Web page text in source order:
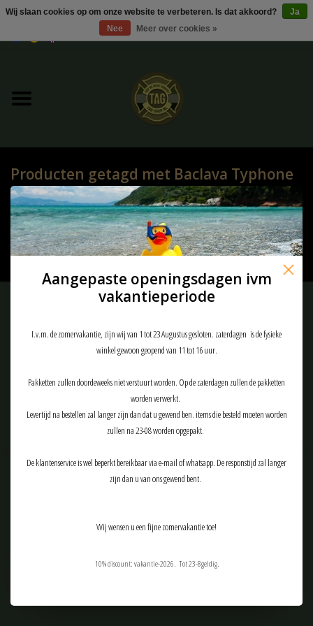
UItverkoop
Kleding
Tactical gear
Ammo
Producten getagd met Baclava Typhone
HOME/TAGS/BACLAVA TYPHONE
Geen producten gevonden!...
Meld je aan voor onze nieuwsbrief:
ABONNEER
Tactical Airsoft Gear (TAG-Shop)
Wij slaan cookies op om onze website te verbeteren. Is dat akkoord?
Ja
Nee
Meer over cookies »
Aangepaste openingsdagen ivm
vakantieperiode
I.v.m. de zomervakantie, zijn wij van 1 tot 23 Augustus gesloten. zaterdagen is de fysieke
winkel gewoon geopend van 11 tot 16 uur.
Pakketten zullen doordeweeks niet verstuurt worden. Op de zaterdagen zullen de pakketten
worden verwerkt.
Levertijd na bestellen zal langer zijn dan dat u gewend ben. items die besteld moeten worden
zullen na 23-08 worden opgepakt.
De klantenservice is wel beperkt bereikbaar via e-mail of whatsapp. De responstijd zal langer
zijn dan u van ons gewend bent.
Wij wensen u een fijne zomervakantie toe!
10% discount: vakantie-2026. Tot 23-8geldig.